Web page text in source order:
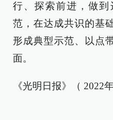
行、探索前进，做
范，在达成共识的基
形成典型示范、以点
面。
《光明日报》（ 2022